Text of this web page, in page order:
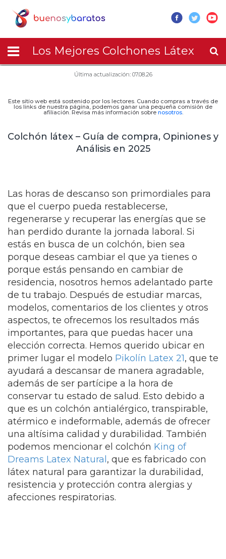
Los Mejores Colchones Látex
Última actualización: 07.08.26
Este sitio web está sostenido por los lectores. Cuando compras a través de
los links de nuestra página, podemos ganar una pequeña comisión de
afiliación. Revisa más información sobre nosotros.
Colchón látex – Guía de compra, Opiniones y
Análisis en 2025
Las horas de descanso son primordiales para
que el cuerpo pueda restablecerse,
regenerarse y recuperar las energías que se
han perdido durante la jornada laboral. Si
estás en busca de un colchón, bien sea
porque deseas cambiar el que ya tienes o
porque estás pensando en cambiar de
residencia, nosotros hemos adelantado parte
de tu trabajo. Después de estudiar marcas,
modelos, comentarios de los clientes y otros
aspectos, te ofrecemos los resultados más
importantes, para que puedas hacer una
elección correcta. Hemos querido ubicar en
primer lugar el modelo Pikolín Latex 21, que te
ayudará a descansar de manera agradable,
además de ser partícipe a la hora de
conservar tu estado de salud. Esto debido a
que es un colchón antialérgico, transpirable,
atérmico e indeformable, además de ofrecer
una altísima calidad y durabilidad. También
podemos mencionar el colchón King of
Dreams Latex Natural , que es fabricado con
látex natural para garantizar la durabilidad,
resistencia y protección contra alergias y
afecciones respiratorias.